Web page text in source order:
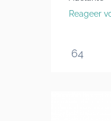
Reageer
64